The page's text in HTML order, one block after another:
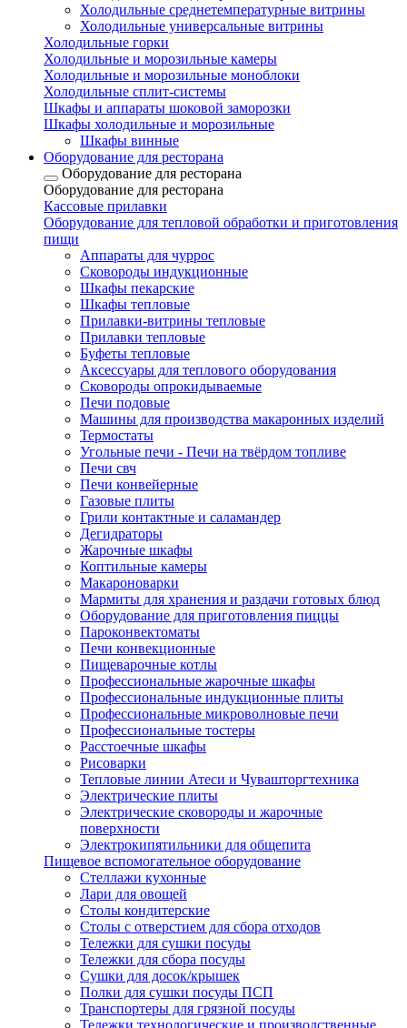
Холодильные среднетемпературные витрины
Холодильные универсальные витрины
Холодильные горки
Холодильные и морозильные камеры
Холодильные и морозильные моноблоки
Холодильные сплит-системы
Шкафы и аппараты шоковой заморозки
Шкафы холодильные и морозильные
Шкафы винные
Оборудование для ресторана
Оборудование для ресторана
Оборудование для ресторана
Кассовые прилавки
Оборудование для тепловой обработки и приготовления
пищи
Аппараты для чуррос
Сковороды индукционные
Шкафы пекарские
Шкафы тепловые
Прилавки-витрины тепловые
Прилавки тепловые
Буфеты тепловые
Аксессуары для теплового оборудования
Сковороды опрокидываемые
Печи подовые
Машины для производства макаронных изделий
Термостаты
Угольные печи - Печи на твёрдом топливе
Печи свч
Печи конвейерные
Газовые плиты
Грили контактные и саламандер
Дегидраторы
Жарочные шкафы
Коптильные камеры
Макароноварки
Мармиты для хранения и раздачи готовых блюд
Оборудование для приготовления пиццы
Пароконвектоматы
Печи конвекционные
Пищеварочные котлы
Профессиональные жарочные шкафы
Профессиональные индукционные плиты
Профессиональные микроволновые печи
Профессиональные тостеры
Расстоечные шкафы
Рисоварки
Тепловые линии Атеси и Чувашторгтехника
Электрические плиты
Электрические сковороды и жарочные
поверхности
Электрокипятильники для общепита
Пищевое вспомогательное оборудование
Стеллажи кухонные
Лари для овощей
Столы кондитерские
Столы с отверстием для сбора отходов
Тележки для сушки посуды
Тележки для сбора посуды
Сушки для досок/крышек
Полки для сушки посуды ПСП
Транспортеры для грязной посуды
Тележки технологические и производственные